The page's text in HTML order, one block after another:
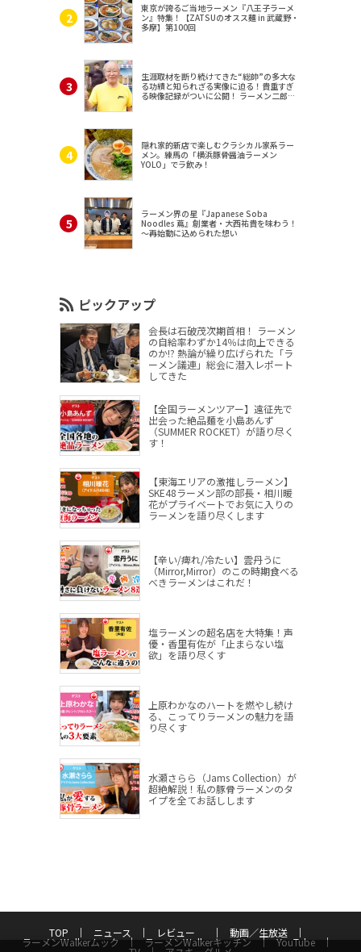
東京が誇るご当地ラーメン『八王子ラーメ
ン』特集！【ZATSUのオスス麺 in 武蔵野・
多摩】第100回
生涯取材を断り続けてきた“総帥”の多大な
る功績と知られざる実像に迫る！貴重すぎ
る映像記録がついに公開！ ラーメン二郎
隠れ家的新店で楽しむクラシカル家系ラー
メン。練馬の「横浜豚骨醤油ラーメン
YOLO」でラ飲み！
ラーメン界の星『Japanese Soba
Noodles 蔦』創業者・大西祐貴を味わう！
～再始動に込められた想い
ピックアップ
会長は石破茂次期首相！ ラーメン
の自給率わずか14％は向上できる
のか!? 熱論が繰り広げられた「ラ
ーメン議連」総会に潜入レポート
してきた
【全国ラーメンツアー】遠征先で
出会った絶品麺を小島あんず
（SUMMER ROCKET）が語り尽く
す！
【東海エリアの激推しラーメン】
SKE48ラーメン部の部長・相川暖
花がプライベートでお気に入りの
ラーメンを語り尽くします
【辛い/痺れ/冷たい】雲丹うに
（Mirror,Mirror）のこの時期食べる
べきラーメンはこれだ！
塩ラーメンの超名店を大特集！声
優・香里有佐が「止まらない塩
欲」を語り尽くす
上原わかなのハートを燃やし続け
る、こってりラーメンの魅力を語
り尽くす
水瀬さらら（Jams Collection）が
超絶解説！私の豚骨ラーメンのタ
イプを全てお話しします
TOP ニュース レビュー 動画／生放送
ラーメンWalkerムック ラーメンWalkerキッチン YouTube